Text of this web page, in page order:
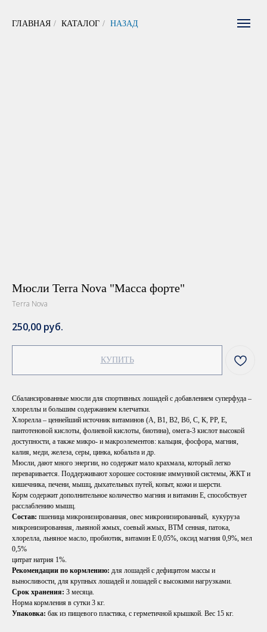
ГЛАВНАЯ / КАТАЛОГ / НАЗАД
Мюсли Terra Nova "Масса форте"
Terra Nova
250,00 руб.
КУПИТЬ
Сбалансированные мюсли для спортивных лошадей с добавлением суперфуда –
хлореллы и большим содержанием клетчатки.
Хлорелла – ценнейший источник витаминов (А, В1, В2, В6, С, К, PP, Е,
пантотеновой кислоты, фолиевой кислоты, биотина), омега-3 кислот высокой
доступности, а также микро- и макроэлементов: кальция, фосфора, магния,
калия, меди, железа, серы, цинка, кобальта и др.
Мюсли, дают много энергии, но содержат мало крахмала, который легко
переваривается. Поддерживают хорошее состояние иммунной системы, ЖКТ и
кишечника, печени, мышц, дыхательных путей, копыт, кожи и шерсти.
Корм содержит дополнительное количество магния и витамин Е, способствует
расслаблению мышц.
Состав: пшеница микронизированная, овес микронизированный, кукуруза
микронизированная, льняной жмых, соевый жмых, ВТМ сенная, патока,
хлорелла, льняное масло, пробиотик, витамин Е 0,05%, оксид магния 0,9%, мел
0,5%
цитрат натрия 1%.
Рекомендации по кормлению: для лошадей с дефицитом массы и
выносливости, для крупных лошадей и лошадей с высокими нагрузками.
Срок хранения: 3 месяца.
Норма кормления в сутки 3 кг.
Упаковка: бак из пищевого пластика, с герметичной крышкой. Вес 15 кг.